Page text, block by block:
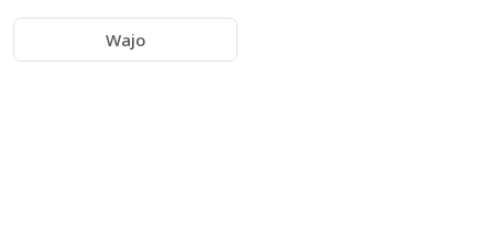
Wajo